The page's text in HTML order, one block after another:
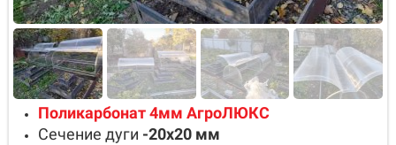
Поликарбонат 4мм АгроЛЮКС
Сечение дуги -20х20 мм